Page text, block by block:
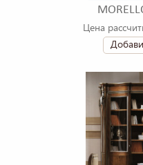
Цена